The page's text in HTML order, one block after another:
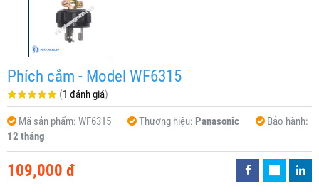
Phích cắm - Model WF6315
(1 đánh giá)
Mã sản phẩm: WF6315 Thương hiệu: Panasonic
Bảo hành:
12 tháng
109,000 đ